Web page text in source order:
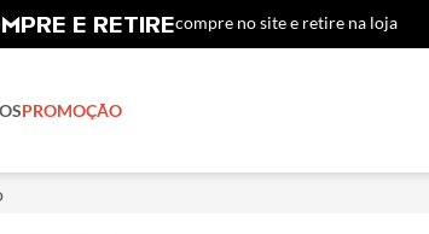
E RETIREcompre no site e retire na loja
PROMOÇÃO